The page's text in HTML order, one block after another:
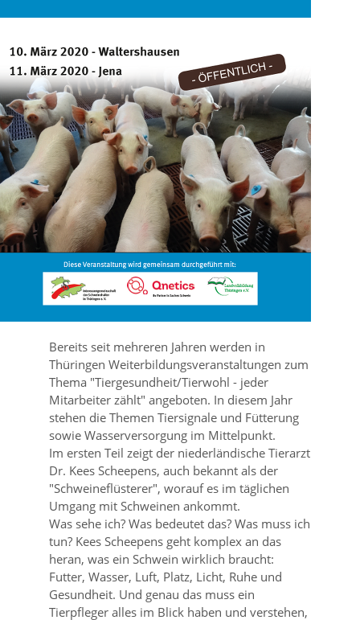
Bereits seit mehreren Jahren werden in
Thüringen Weiterbildungsveranstaltungen zum
Thema Tiergesundheit/Tierwohl - jeder
Mitarbeiter zählt angeboten. In diesem Jahr
stehen die Themen Tiersignale und Fütterung
sowie Wasserversorgung im Mittelpunkt.
Im ersten Teil zeigt der niederländische Tierarzt
Dr. Kees Scheepens, auch bekannt als der
Schweineflüsterer , worauf es im täglichen
Umgang mit Schweinen ankommt.
Was sehe ich? Was bedeutet das? Was muss ich
tun? Kees Scheepens geht komplex an das
heran, was ein Schwein wirklich braucht:
Futter, Wasser, Luft, Platz, Licht, Ruhe und
Gesundheit. Und genau das muss ein
Tierpfleger alles im Blick haben und verstehen,